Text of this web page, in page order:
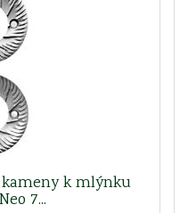
k mlýnku
7...